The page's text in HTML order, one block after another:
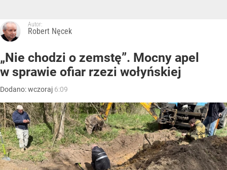
Autor:
Robert Nęcek
„Nie chodzi o zemstę”. Mocny apel
w sprawie ofiar rzezi wołyńskiej
Dodano:wczoraj 6:09